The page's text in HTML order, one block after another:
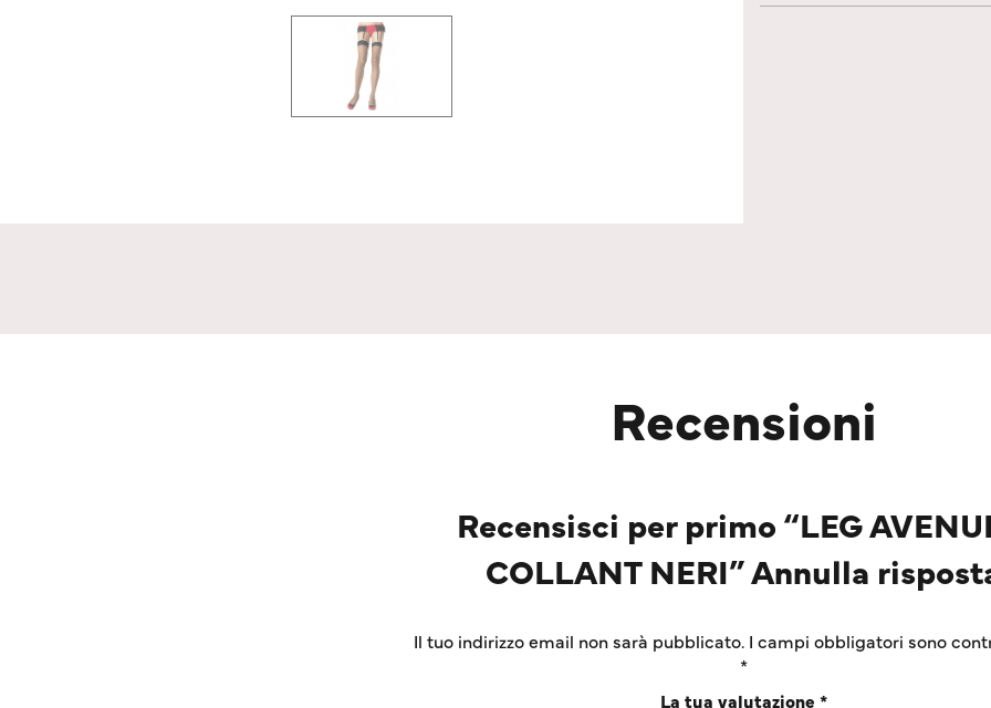
Recensioni
Recensisci per primo “LEG
COLLANT NERI” Annulla
Il tuo indirizzo email non sarà pubblicato. I campi obbligatori sono
*
La tua valutazione *